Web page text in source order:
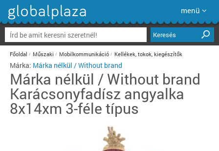
menü
Keresés
Főoldal Műszaki Mobilkommunikáció Kellékek, tokok, kiegészítők
Márka: Márka nélkül / Without brand
Márka nélkül / Without brand
Karácsonyfadísz angyalka
8x14xm 3-féle típus